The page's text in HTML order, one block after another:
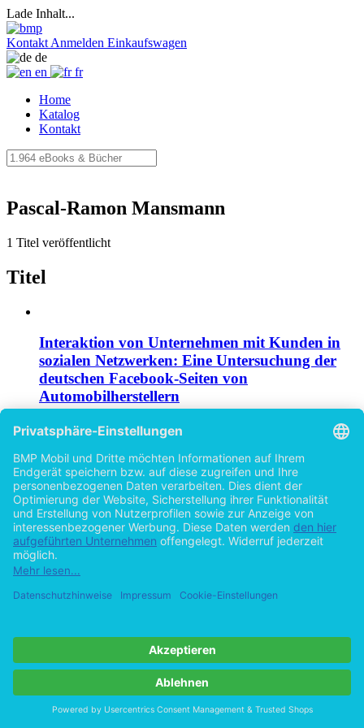
Lade Inhalt...
Kontakt Anmelden Einkaufswagen
de
en
fr
Home
Katalog
Kontakt
Pascal-Ramon Mansmann
1 Titel veröffentlicht
Titel
Interaktion von Unternehmen mit Kunden in
sozialen Netzwerken: Eine Untersuchung der
deutschen Facebook-Seiten von
Automobilherstellern
vonPascal Mansmann (Autor:in)
©2011
68 Seiten
Hilfe/FAQ
Impressum
Datenschutz
AGB
Vertrag widerrufen
Zur Desktop-Version
Copyright ©Imprint in der Bedey & Thoms Media GmbH
Cookie-Einstellungen